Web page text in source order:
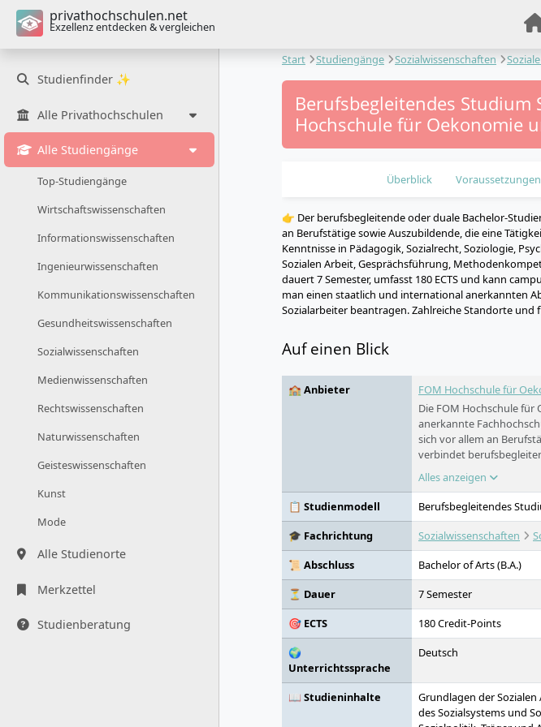
privathochschulen.net
Exzellenz entdecken & vergleichen
Studienfinder ✨
Alle Privathochschulen
Alle Studiengänge
Top-Studiengänge
Wirtschaftswissenschaften
Informationswissenschaften
Ingenieurwissenschaften
Kommunikationswissenschaften
Gesundheitswissenschaften
Sozialwissenschaften
Medienwissenschaften
Rechtswissenschaften
Naturwissenschaften
Geisteswissenschaften
Kunst
Mode
Alle Studienorte
Merkzettel
Studienberatung
Start Studiengänge Sozialwissenschaften
Berufsbegleitendes Studium
Hochschule für Oekonomie
Überblick Voraussetzungen
👉 Der berufsbegleitende oder duale Bachelor-
an Berufstätige sowie Auszubildende, die eine
Kenntnisse in Pädagogik, Sozialrecht, Soziologie,
Sozialen Arbeit, Gesprächsführung,
dauert 7 Semester, umfasst 180 ECTS und kann
man einen staatlich und international anerkannten
Sozialarbeiter beantragen. Zahlreiche Standorte und
Auf einen Blick
🏫 Anbieter FOM Hochschule für
Die FOM Hochschule
anerkannte
sich vor allem an
verbindet
Hochschulzentren und
Alles anzeigen
📋 Studienmodell
Berufsbegleitendes
🎓 Fachrichtung
Sozialwissenschaften
📜 Abschluss
Bachelor of Arts (B.A.)
⏳ Dauer
7 Semester
🎯 ECTS
180 Credit-Points
🌍
Unterrichtssprache
Deutsch
📖 Studieninhalte
Grundlagen der
des Sozialsystems und